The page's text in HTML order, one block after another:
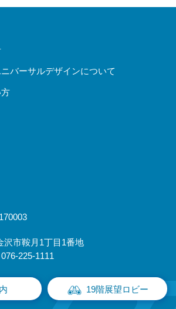
バーサルデザインについて
沢市鞍月1丁目1番地
225-1111
19階展望ロビー